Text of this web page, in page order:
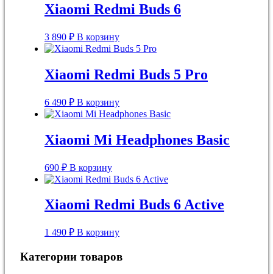
Xiaomi Redmi Buds 6
3 890 ₽ В корзину
Xiaomi Redmi Buds 5 Pro
6 490 ₽ В корзину
Xiaomi Mi Headphones Basic
690 ₽ В корзину
Xiaomi Redmi Buds 6 Active
1 490 ₽ В корзину
Категории товаров